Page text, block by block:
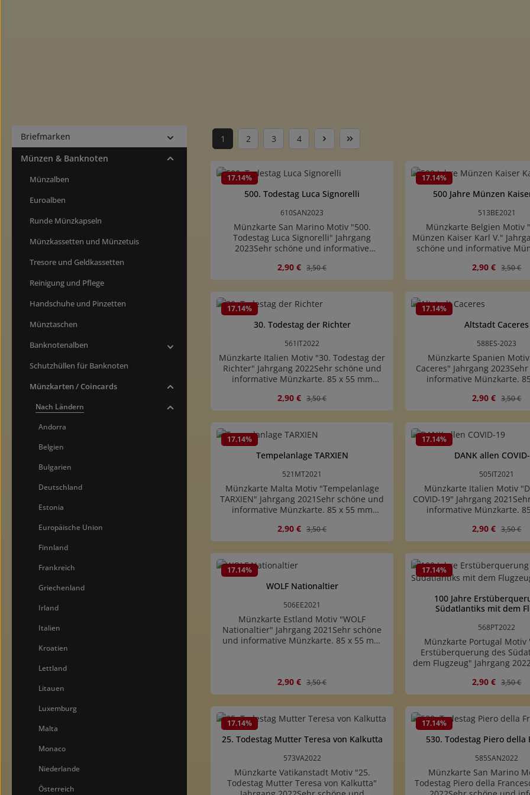
Briefmarken
Münzen & Banknoten
Münzalben
Euroalben
Runde Münzkapseln
Münzkassetten und Münzetuis
Tresore und Geldkassetten
Reinigung und Pflege
Handschuhe und Pinzetten
Münztaschen
Banknotenalben
Schutzhüllen für Banknoten
Münzkarten / Coincards
Nach Ländern
Andorra
Belgien
Bulgarien
Deutschland
Estonia
Europäische Union
Finnland
Frankreich
Griechenland
Irland
Italien
Kroatien
Lettland
Litauen
Luxemburg
Malta
Monaco
Niederlande
Österreich
Seite
1 Seite
2 Seite
3 Seite
4
17.14%
500. Todestag Luca Signorelli
610SAN2023
Münzkarte San Marino Motiv "500.
Todestag Luca Signorelli" Jahrgang
2023Sehr schöne und informative
handelt sich um eine
Münzbeschreibungskarte mit Abbildung
der Münze. Es ist keine Münze enthalten.
Verkaufspreis:
2,90 € Regulärer Preis:
3,50 €
Produkt Anzahl: Gib den gewünschten Wert
17.14%
500 Jahre Münzen
513BE2021
Münzkarte Belgien Motiv
Münzen Kaiser Karl V."
schöne und informative
eine
Abbildung der Münze. Es ist
enthalten.
Verkaufspreis:
2,90 € 3,50 €
Produkt Anzahl:
17.14%
30. Todestag der Richter
561IT2022
Münzkarte Italien Motiv "30. Todestag der
Richter" Jahrgang 2022Sehr schöne und
informative Münzkarte. 85 x 55 mm
Münzbeschreibungskarte mit Abbildung
der Münze. Es ist keine Münze enthalten.
Verkaufspreis:
2,90 € Regulärer Preis:
3,50 €
Produkt Anzahl: Gib den gewünschten Wert
17.14%
Altstadt Caceres
588ES-2023
Münzkarte Spanien
Caceres" Jahrgang
informative Münzkarte.
Münzbeschreibungskarte
der Münze. Es ist keine
Verkaufspreis:
2,90 € 3,50 €
Produkt Anzahl:
17.14%
Tempelanlage TARXIEN
521MT2021
Münzkarte Malta Motiv "Tempelanlage
TARXIEN" Jahrgang 2021Sehr schöne und
informative Münzkarte. 85 x 55 mm
Münzbeschreibungskarte mit Abbildung
der Münze. Es ist keine Münze enthalten.
Verkaufspreis:
2,90 € Regulärer Preis:
3,50 €
Produkt Anzahl: Gib den gewünschten Wert
17.14%
DANK allen
505IT2021
Münzkarte Italien Motiv
COVID-19" Jahrgang
informative Münzkarte.
Münzbeschreibungskarte
der Münze. Es ist keine
Verkaufspreis:
2,90 € 3,50 €
Produkt Anzahl:
17.14%
WOLF Nationaltier
506EE2021
Münzkarte Estland Motiv "WOLF
Nationaltier" Jahrgang 2021Sehr schöne
und informative Münzkarte. 85 x 55 mm
Verkaufspreis:
2,90 € Regulärer Preis:
3,50 €
Produkt Anzahl: Gib den gewünschten Wert
17.14%
100 Jahre
Südatlantiks mit dem
568PT2022
Münzkarte Portugal Motiv
Erstüberquerung des
dem Flugzeug" Jahrgang
(ISO7810/ID-1)Es handelt
Münzbeschreibungskarte
der Münze. Es ist keine
Verkaufspreis:
2,90 € 3,50 €
Produkt Anzahl:
17.14%
25. Todestag Mutter Teresa von Kalkutta
573VA2022
Münzkarte Vatikanstadt Motiv "25.
Todestag Mutter Teresa von Kalkutta"
17.14%
530. Todestag Piero della
585SAN2022
Münzkarte San Marino
Todestag Piero della